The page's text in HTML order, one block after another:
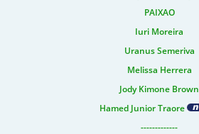
PAIXAO
Iuri Moreira
Uranus Semeriva
Melissa Herrera
Jody Kimone Brown
Hamed Junior Traore
-------------